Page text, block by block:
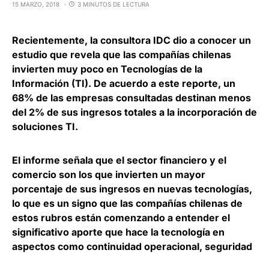
15 MARZO, 2018 3 MINUTOS DE LECTURA
Recientemente, la consultora IDC dio a conocer un
estudio que revela que las compañías chilenas
invierten muy poco en Tecnologías de la
Información (TI). De acuerdo a este reporte, un
68% de las empresas consultadas destinan menos
del 2% de sus ingresos totales a la incorporación de
soluciones TI.
El informe señala que el sector financiero y el
comercio son los que invierten un mayor
porcentaje de sus ingresos en nuevas tecnologías,
lo que es un signo que las compañías chilenas de
estos rubros están comenzando a entender el
significativo aporte que hace la tecnología en
aspectos como continuidad operacional, seguridad